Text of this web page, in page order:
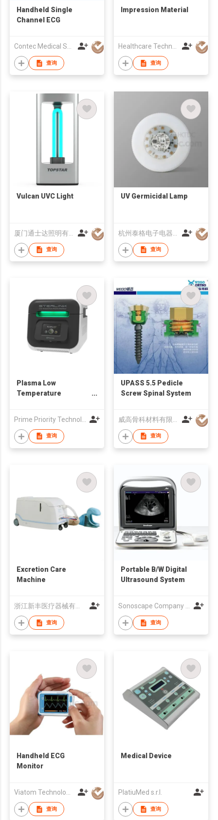
Handheld Single
Channel ECG
Contec Medical Systems Co., Ltd
查询
Impression Material
Healthcare Technology International Limited
查询
Vulcan UVC Light
查询
UV Germicidal Lamp
查询
Plasma Low
Temperature
查询
UPASS 5.5 Pedicle
Screw Spinal System
查询
Excretion Care
Machine
查询
Portable B/W Digital
Ultrasound System
查询
Handheld ECG
Monitor
Viatom Technology Co., Ltd.
查询
Medical Device
PlatiuMed s.r.l.
查询